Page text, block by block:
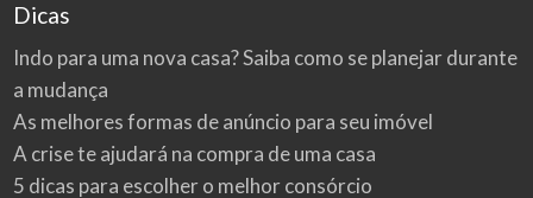
Dicas
Indo para uma nova casa? Saiba como se planejar durante
a mudança
As melhores formas de anúncio para seu imóvel
A crise te ajudará na compra de uma casa
5 dicas para escolher o melhor consórcio